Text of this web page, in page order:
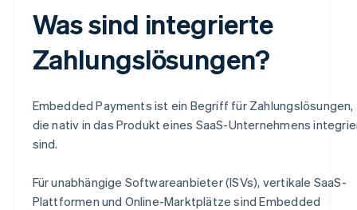
Was sind integrierte
Zahlungslösungen?
Embedded Payments ist ein Begriff für Zahlungslösungen,
die nativ in das Produkt eines SaaS-Unternehmens
sind.
Für unabhängige Softwareanbieter (ISVs), vertikale SaaS-
Plattformen und Online-Marktplätze sind Embedded